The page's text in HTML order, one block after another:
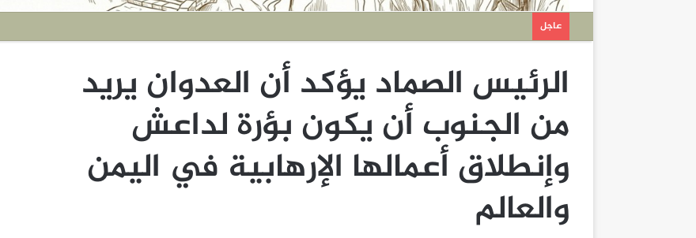
عاجل
الرئيس الصماد يؤكد أن العدوان يريد
من الجنوب أن يكون بؤرة لداعش
وإنطلاق أعمالها الإرهابية في اليمن
والعالم